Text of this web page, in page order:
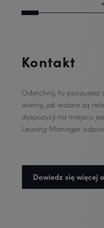
Kontakt
Odetchnij, tu poczujesz
wiemy, jak ważne są
dyspozycji na miejscu
Leasing Manager
Dowiedz się więcej